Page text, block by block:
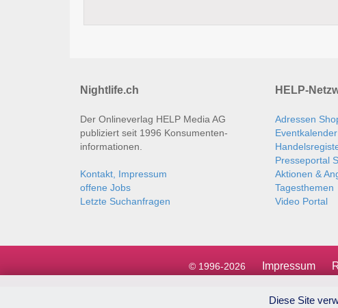
Nightlife.ch
Der Onlineverlag HELP Media AG
publiziert seit 1996 Konsumenten­
informationen.
Kontakt, Impressum
offene Jobs
Letzte Suchanfragen
HELP-
Adressen
Eventkalender
Presseportal
Aktionen &
Tagesthemen
Video Portal
© 1996-2026 Impressum
Diese Site